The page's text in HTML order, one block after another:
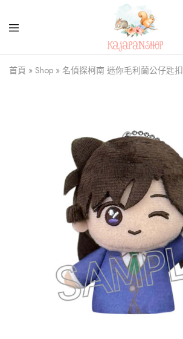
Kajapanshop
日
韓
首頁 » Shop » 名偵探柯南 迷你毛利蘭公仔匙扣